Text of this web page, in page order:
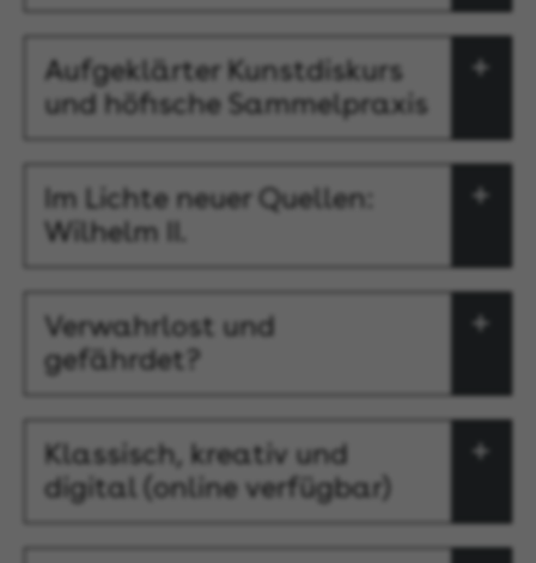
Aufgeklärter Kunstdiskurs
und höfische Sammelpraxis
Im Lichte neuer Quellen:
Wilhelm II.
Verwahrlost und
gefährdet?
Klassisch, kreativ und
digital (online verfügbar)